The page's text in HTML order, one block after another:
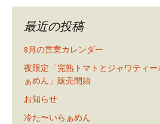
最近の投稿
8月の営業カレンダー
夜限定「完熟トマトとジャワティ
ぁめん」販売開始
お知らせ
冷た〜いらぁめん